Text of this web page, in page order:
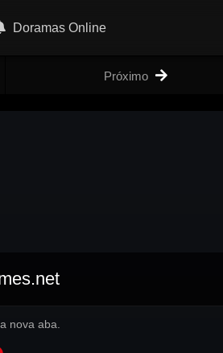
Doramas Online
Próximo
nova aba.